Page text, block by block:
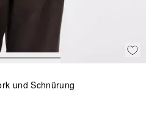
und Schnürung